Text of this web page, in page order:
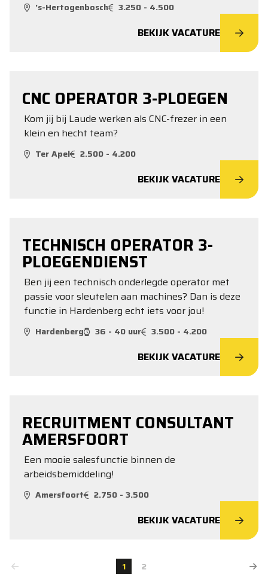
's-Hertogenbosch 3.250 - 4.500
BEKIJK VACATURE
CNC OPERATOR 3-PLOEGEN
Kom jij bij Laude werken als CNC-frezer in een
klein en hecht team?
Ter Apel 2.500 - 4.200
BEKIJK VACATURE
TECHNISCH OPERATOR 3-
PLOEGENDIENST
Ben jij een technisch onderlegde operator met
passie voor sleutelen aan machines? Dan is deze
functie in Hardenberg echt iets voor jou!
Hardenberg 36 - 40 uur 3.500 - 4.200
BEKIJK VACATURE
RECRUITMENT CONSULTANT
AMERSFOORT
Een mooie salesfunctie binnen de
arbeidsbemiddeling!
Amersfoort 2.750 - 3.500
BEKIJK VACATURE
1 2